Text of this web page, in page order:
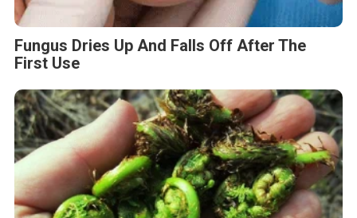
Fungus Dries Up And Falls Off After The
First Use